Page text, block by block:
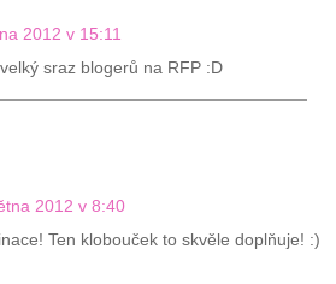
2012 v 15:11
sraz blogerů na RFP :D
2012 v 8:40
Ten klobouček to skvěle doplňuje! :)